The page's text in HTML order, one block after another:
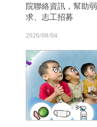
院聯絡資訊，幫助
求、志工招募
2026/08/04